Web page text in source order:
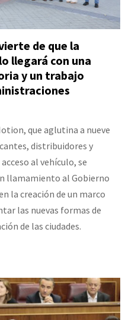
de que la
llegará con una
y un trabajo
que aglutina a nueve
distribuidores y
al vehículo, se
llamamiento al Gobierno
la creación de un marco
las nuevas formas de
de las ciudades.